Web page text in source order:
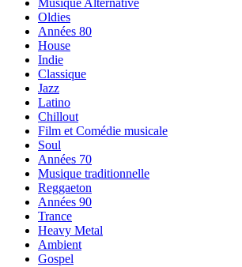
Musique Alternative
Oldies
Années 80
House
Indie
Classique
Jazz
Latino
Chillout
Film et Comédie musicale
Soul
Années 70
Musique traditionnelle
Reggaeton
Années 90
Trance
Heavy Metal
Ambient
Gospel